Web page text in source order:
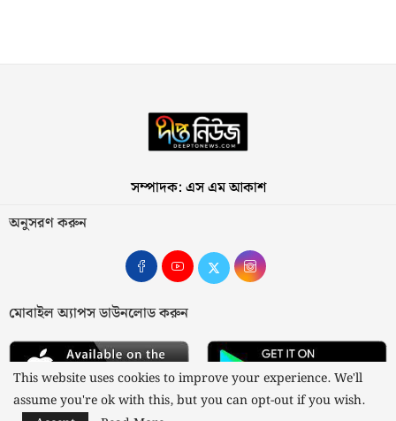
সম্পাদক: এস এম আকাশ
অনুসরণ করুন
মোবাইল অ্যাপস ডাউনলোড করুন
This website uses cookies to improve your experience. We'll
assume you're ok with this, but you can opt-out if you wish.